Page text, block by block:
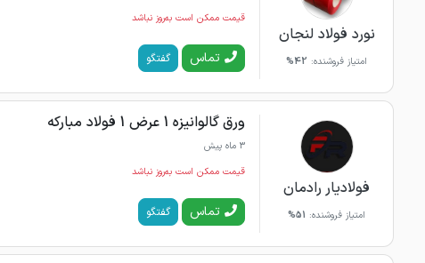
نورد فولاد لنجان
امتیاز فروشنده: 42%
قیمت ممکن است به‌روز نباشد
تماس گفتگو
فولادیار رادمان
امتیاز فروشنده: 51%
ورق گالوانیزه 1 عرض 1 فولاد مبارکه
3 ماه پیش
قیمت ممکن است به‌روز نباشد
تماس گفتگو